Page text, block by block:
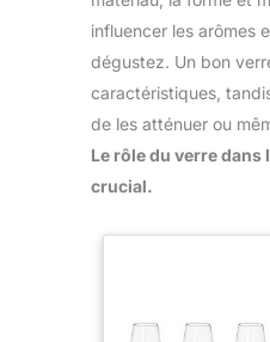
influencer les arômes
dégustez. Un bon
caractéristiques,
de les atténuer ou
Le rôle du verre
crucial.